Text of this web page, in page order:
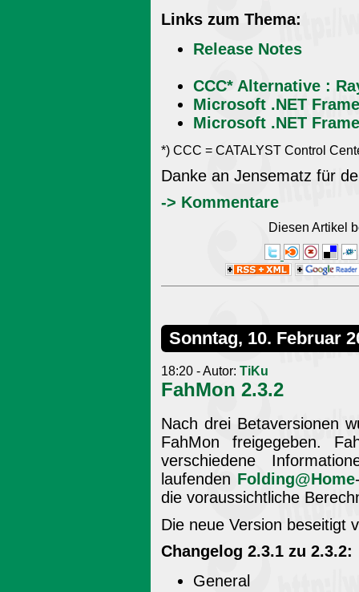
Links zum Thema:
Release Notes
CCC* Alternative :
Microsoft .NET
Microsoft .NET
*) CCC = CATALYST Control
Danke an Jensematz für
-> Kommentare
Diesen Artikel
Sonntag, 10. Februar
18:20 - Autor: TiKu
FahMon 2.3.2
Nach drei Betaversionen
FahMon freigegeben.
verschiedene
laufenden Folding@Home
die voraussichtliche
Die neue Version beseitigt
Changelog 2.3.1 zu 2.3.2:
General